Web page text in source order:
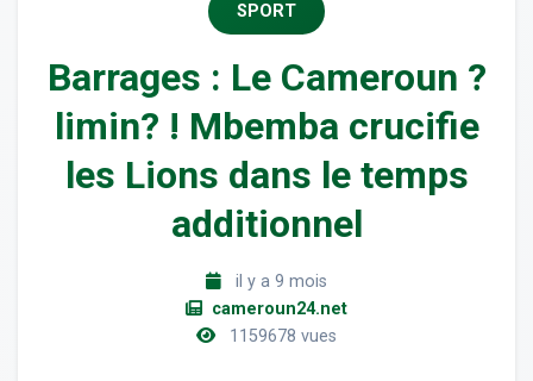
SPORT
Barrages : Le Cameroun ?
limin? ! Mbemba crucifie
les Lions dans le temps
additionnel
il y a 9 mois
cameroun24.net
1159678 vues